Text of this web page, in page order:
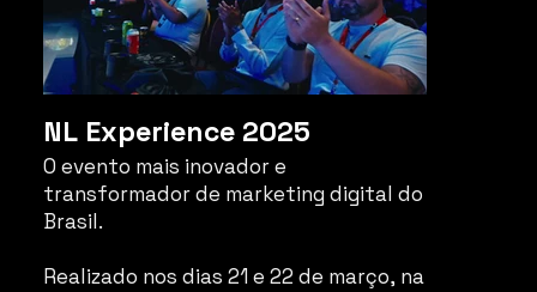
NL Experience 2025
O evento mais inovador e
transformador de marketing digital do
Brasil.
Realizado nos dias 21 e 22 de março, na